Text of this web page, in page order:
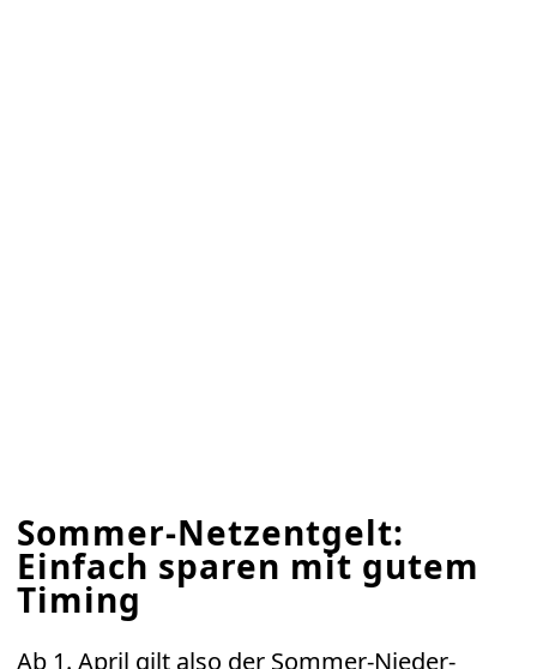
Sommer-Netzentgelt:
Einfach sparen mit gutem
Timing
Ab 1. April gilt also der Sommer-Nieder-